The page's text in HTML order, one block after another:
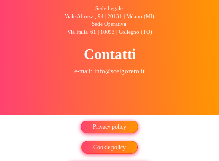
Sede Legale:
Viale Abruzzi, 94 | 20131 | Milano (MI)
Sede Operativa:
Via Italia, 61 | 10093 | Collegno (TO)
Contatti
e-mail: info@scelgozero.it
Privacy policy
Cookie policy